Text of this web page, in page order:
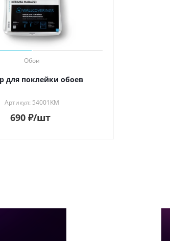
Обои
для поклейки обоев
Артикул: 54001KM
690₽/шт